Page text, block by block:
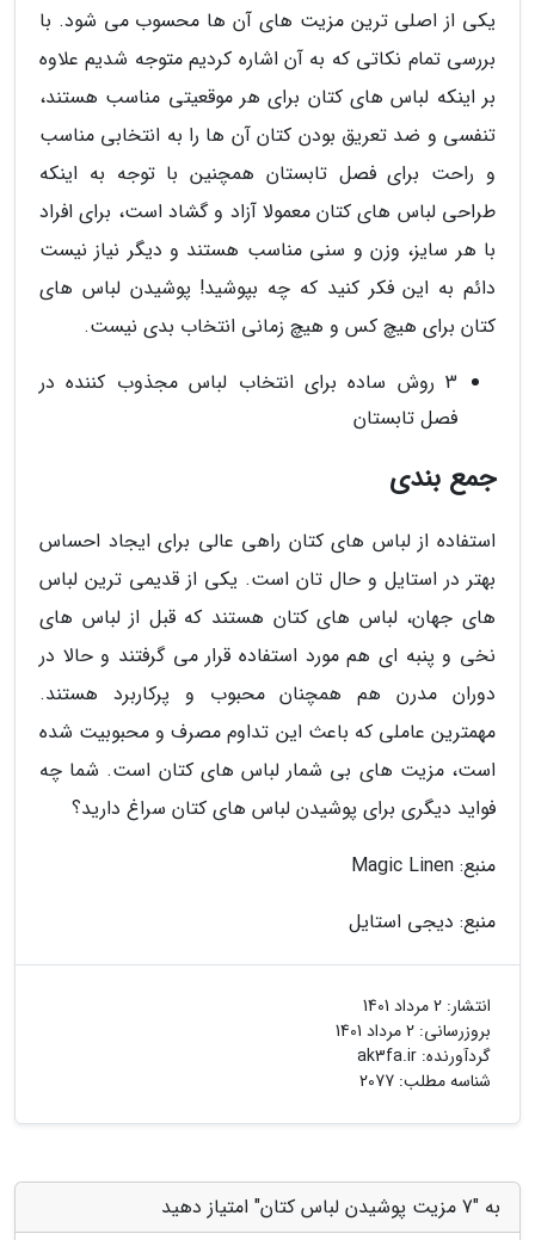
یکی از اصلی ترین مزیت های آن ها محسوب می شود. با
بررسی تمام نکاتی که به آن اشاره کردیم متوجه شدیم علاوه
بر اینکه لباس های کتان برای هر موقعیتی مناسب هستند،
تنفسی و ضد تعریق بودن کتان آن ها را به انتخابی مناسب
و راحت برای فصل تابستان همچنین با توجه به اینکه
طراحی لباس های کتان معمولا آزاد و گشاد است، برای افراد
با هر سایز، وزن و سنی مناسب هستند و دیگر نیاز نیست
دائم به این فکر کنید که چه بپوشید! پوشیدن لباس های
کتان برای هیچ کس و هیچ زمانی انتخاب بدی نیست.
3 روش ساده برای انتخاب لباس مجذوب کننده در
فصل تابستان
جمع بندی
استفاده از لباس های کتان راهی عالی برای ایجاد احساس
بهتر در استایل و حال تان است. یکی از قدیمی ترین لباس
های جهان، لباس های کتان هستند که قبل از لباس های
نخی و پنبه ای هم مورد استفاده قرار می گرفتند و حالا در
دوران مدرن هم همچنان محبوب و پرکاربرد هستند.
مهمترین عاملی که باعث این تداوم مصرف و محبوبیت شده
است، مزیت های بی شمار لباس های کتان است. شما چه
فواید دیگری برای پوشیدن لباس های کتان سراغ دارید؟
منبع: Magic Linen
منبع: دیجی استایل
انتشار: 2 مرداد 1401
بروزرسانی: 2 مرداد 1401
گردآورنده: ak3fa.ir
شناسه مطلب: 2077
به "7 مزیت پوشیدن لباس کتان" امتیاز دهید